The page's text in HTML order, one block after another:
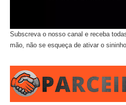
Subscreva o nosso canal e receba
mão, não se esqueça de ativar o